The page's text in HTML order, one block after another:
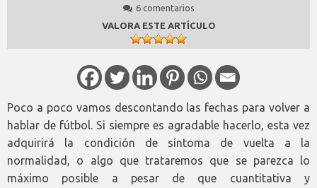
6 comentarios
VALORA ESTE ARTÍCULO
Poco a poco vamos descontando las fechas para volver a
hablar de fútbol. Si siempre es agradable hacerlo, esta vez
adquirirá la condición de síntoma de vuelta a la
normalidad, o algo que trataremos que se parezca lo
máximo posible a pesar de que cuantitativa y